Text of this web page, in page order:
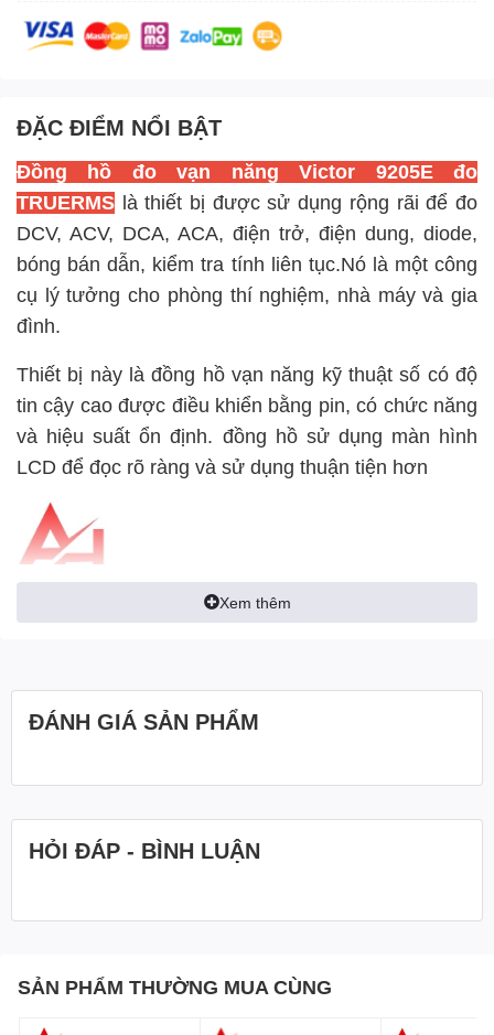
ĐẶC ĐIỂM NỔI BẬT
Đồng hồ đo vạn năngVictor 9205E đo
TRUERMS là thiết bị được sử dụng rộng rãi để đo
DCV, ACV, DCA, ACA, điện trở, điện dung, diode,
bóng bán dẫn, kiểm tra tính liên tục.Nó là một công
cụ lý tưởng cho phòng thí nghiệm, nhà máy và gia
đình.
Thiết bị này là đồng hồ vạn năng kỹ thuật số có độ
tin cậy cao được điều khiển bằng pin, có chức năng
và hiệu suất ổn định. đồng hồ sử dụng màn hình
LCD để đọc rõ ràng và sử dụng thuận tiện hơn
Xem thêm
ĐÁNH GIÁ SẢN PHẨM
HỎI ĐÁP - BÌNH LUẬN
SẢN PHẨM THƯỜNG MUA CÙNG